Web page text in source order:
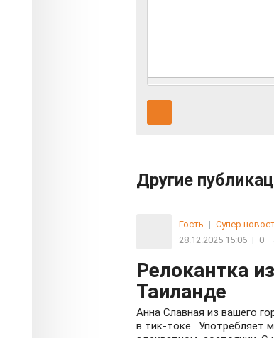
Другие
Гость | Супер
28.12.2025 15:06 | 0
Релокантка
Таиланде
Анна Славная из вашего
в тик-токе. Употребляет